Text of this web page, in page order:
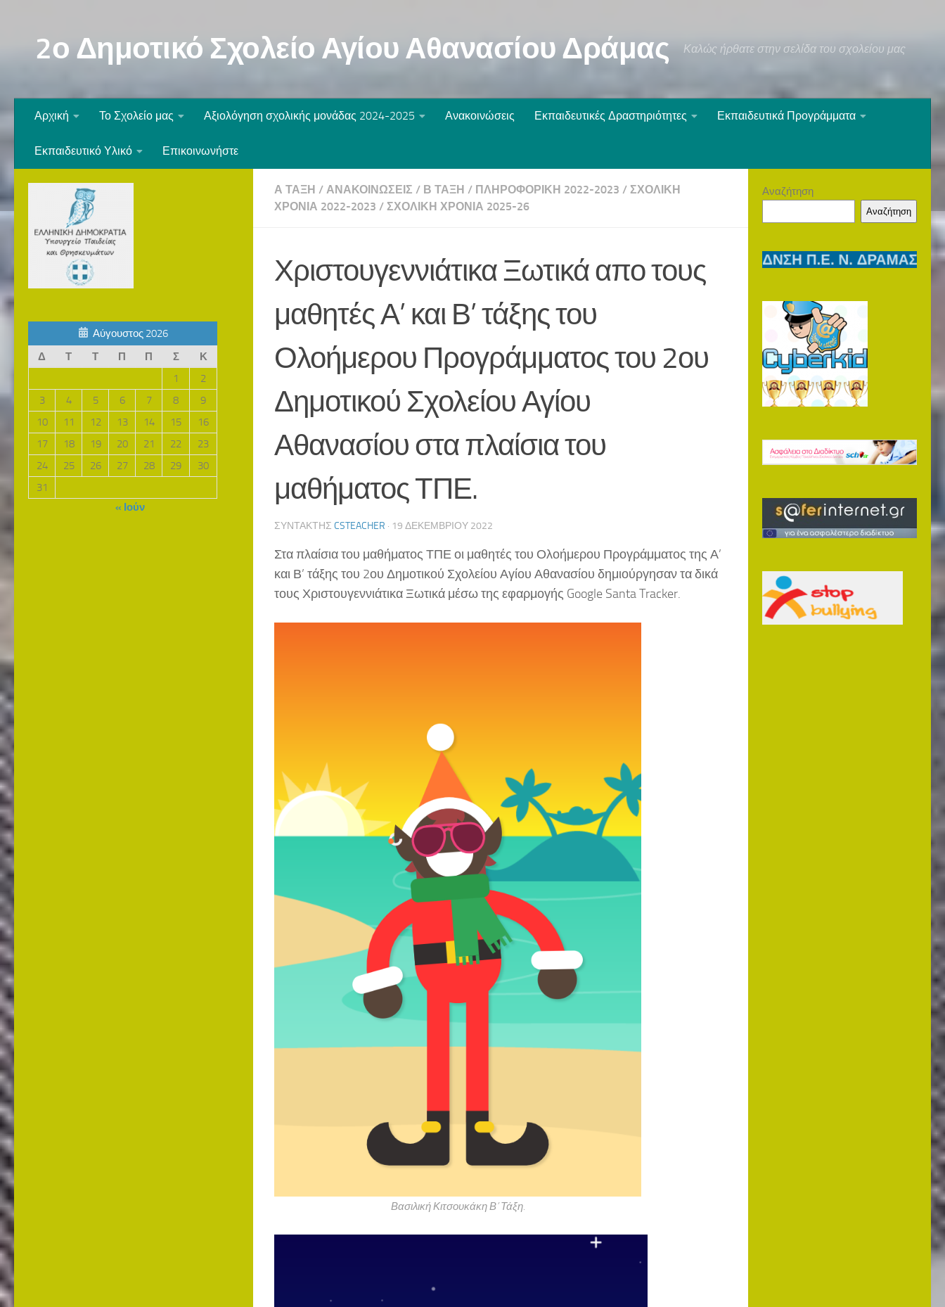
2ο Δημοτικό Σχολείο Αγίου Αθανασίου Δράμας Καλώς ήρθατε στην σελίδα του σχολείου μας
Αρχική Το Σχολείο μας Αξιολόγηση σχολικής μονάδας 2024-2025 Ανακοινώσεις Εκπαιδευτικές Δραστηριότητες Εκπαιδευτικά Προγράμματα
Εκπαιδευτικό Υλικό Επικοινωνήστε
Α ΤΆΞΗ / ΑΝΑΚΟΙΝΏΣΕΙΣ / Β ΤΆΞΗ / ΠΛΗΡΟΦΟΡΙΚΉ 2022-2023 / ΣΧΟΛΙΚΉ
ΧΡΟΝΙΆ 2022-2023 / ΣΧΟΛΙΚΉ ΧΡΟΝΙΆ 2025-26
Χριστουγεννιάτικα Ξωτικά απο τους
μαθητές Α’ και Β’ τάξης του
Ολοήμερου Προγράμματος του 2ου
Δημοτικού Σχολείου Αγίου
Αθανασίου στα πλαίσια του
μαθήματος ΤΠΕ.
ΣΥΝΤΆΚΤΗΣ CSTEACHER · 19 ΔΕΚΕΜΒΡΊΟΥ 2022
Στα πλαίσια του μαθήματος ΤΠΕ οι μαθητές του Ολοήμερου Προγράμματος της Α’
και Β’ τάξης του 2ου Δημοτικού Σχολείου Αγίου Αθανασίου δημιούργησαν τα δικά
τους Χριστουγεννιάτικα Ξωτικά μέσω της εφαρμογής Google Santa Tracker.
Βασιλική Κιτσουκάκη Β’ Τάξη.
Αύγουστος 2026
Δ
Τ Τ Π Π Σ
Κ
1
2
3
4 5 6 7 8
9
10
11 12 13 14 15
16
17
18 19 20 21 22
23
24
25 26 27 28 29
30
31
« Ιούν
Αναζήτηση
Αναζήτηση